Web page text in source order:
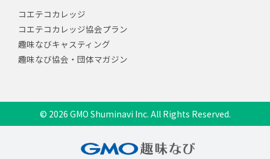
コエテコカレッジ
コエテコカレッジ協会プラン
趣味なびキャスティング
趣味なび協会・団体マガジン
© 2026 GMO Shuminavi Inc. All Rights Reserved.